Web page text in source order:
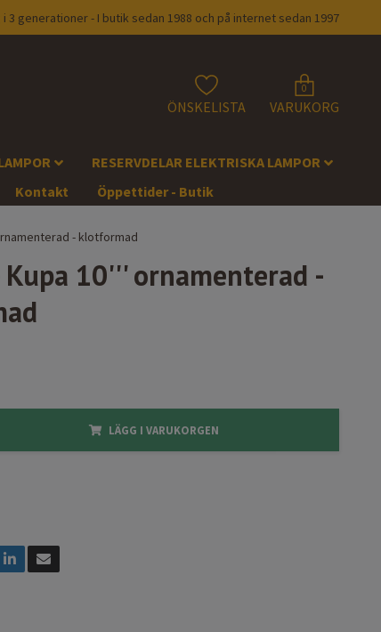
3 generationer - I butik sedan 1988 och på internet sedan 1997
ÖNSKELISTA
0
VARUKORG
RESERVDELAR ELEKTRISKA LAMPOR
Kontakt Öppettider - Butik
- klotformad
10''' ornamenterad -
LÄGG I VARUKORGEN